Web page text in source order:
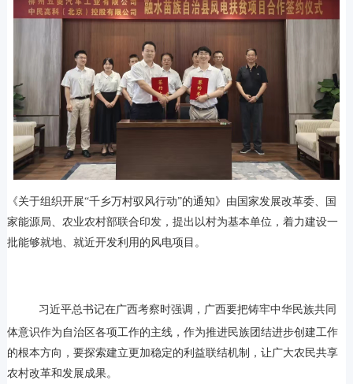
《关于组织开展“千乡万村驭风行动”的通知》由 国家发展改革委、国
家能源局、农业农村部联合印发，提出以村为基本单位，着力建设一
批能够就地、就近开发利用的风电项目。
习近平总书记在广西考察时强调，广西要把铸牢中华民族共同
体意识作为自治区各项工作的主线，作为推进民族团结进步创建工作
的根本方向，要探索建立更加稳定的利益联结机制，让广大农民共享
农村改革和发展成果。